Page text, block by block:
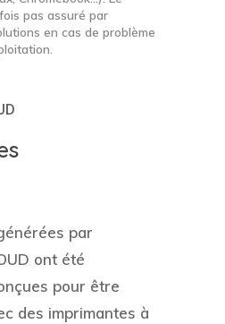
pas assuré par
en cas de problème
par
ont été
pour être
des imprimantes à